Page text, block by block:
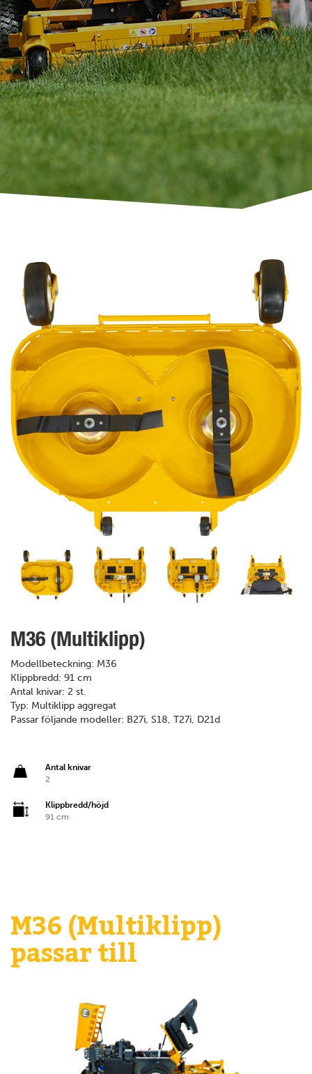
M36 (Multiklipp)
Modellbeteckning: M36
Klippbredd: 91 cm
Antal knivar: 2 st.
Typ: Multiklipp aggregat
Passar följande modeller: B27i, S18, T27i, D21d
Klippbredd/höjd
91 cm
Antal knivar
2
M36 (Multiklipp)
passar till